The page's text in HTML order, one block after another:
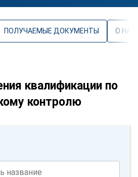
ПОЛУЧАЕМЫЕ ДОКУМЕНТЫ О
квалификации по
контролю